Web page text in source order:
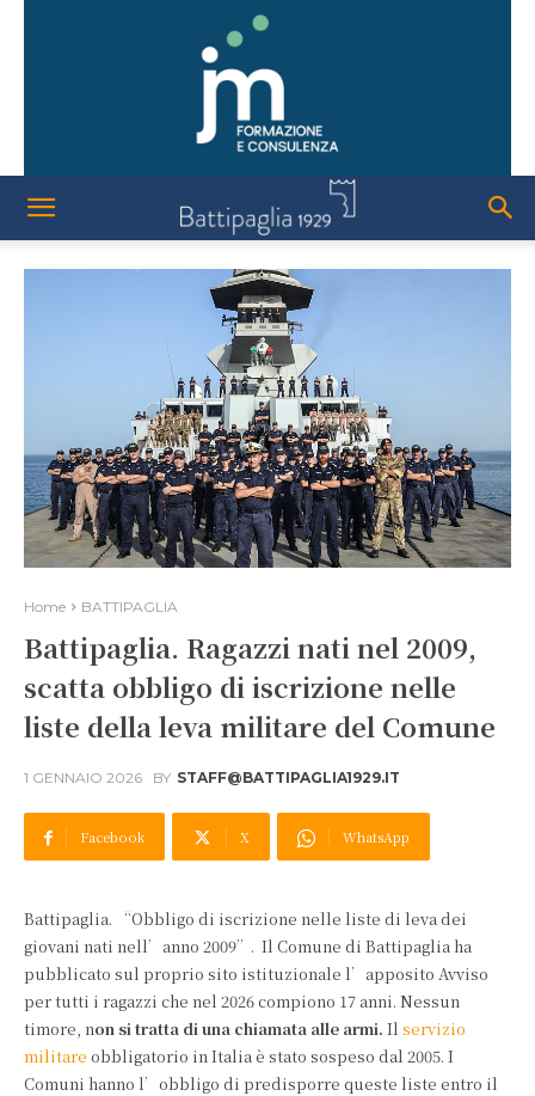
Home BATTIPAGLIA
Battipaglia. Ragazzi nati nel 2009,
scatta obbligo di iscrizione nelle
liste della leva militare del Comune
1 GENNAIO 2026 BY STAFF@BATTIPAGLIA1929.IT
Facebook X WhatsApp
Battipaglia. “Obbligo di iscrizione nelle liste di leva dei
giovani nati nell’anno 2009”. Il Comune di Battipaglia ha
pubblicato sul proprio sito istituzionale l’apposito Avviso
per tutti i ragazzi che nel 2026 compiono 17 anni. Nessun
timore, non si tratta di una chiamata alle armi. Il servizio
militare obbligatorio in Italia è stato sospeso dal 2005. I
Comuni hanno l’obbligo di predisporre queste liste entro il